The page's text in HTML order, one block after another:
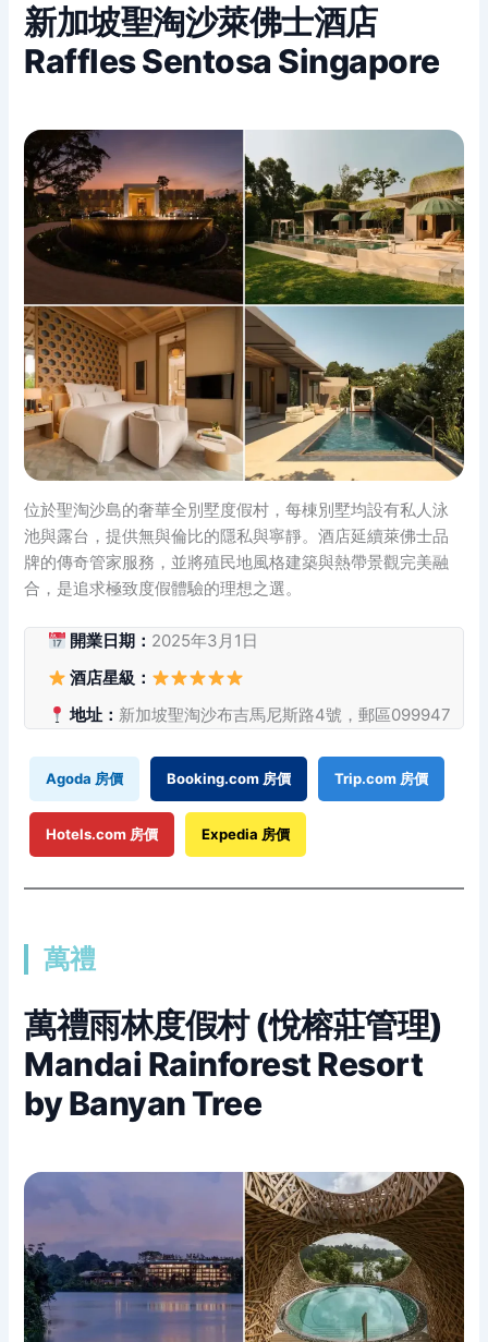
新加坡聖淘沙萊佛士酒店
Raffles Sentosa Singapore
位於聖淘沙島的奢華全別墅度假村，每棟別墅均設有私人泳
池與露台，提供無與倫比的隱私與寧靜。酒店延續萊佛士品
牌的傳奇管家服務，並將殖民地風格建築與熱帶景觀完美融
合，是追求極致度假體驗的理想之選。
開業日期： 2025年3月1日
酒店星級：
地址： 新加坡聖淘沙布吉馬尼斯路4號，郵區099947
Agoda 房價 Booking.com 房價 Trip.com 房價
Hotels.com 房價 Expedia 房價
萬禮
萬禮雨林度假村 (悅榕莊管理)
Mandai Rainforest Resort
by Banyan Tree